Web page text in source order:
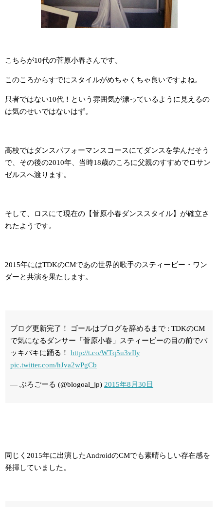
こちらが10代の菅原小春さんです。
このころからすでにスタイルがめちゃくちゃ良いですよね。
只者ではない10代！という雰囲気が漂っているように見えるの
は気のせいではないはず。
高校ではダンスパフォーマンスコースにてダンスを学んだそう
で、その後の2010年、当時18歳のころに父親のすすめでロサン
ゼルスへ渡ります。
そして、ロスにて現在の【菅原小春ダンススタイル】が確立さ
れたようです。
2015年にはTDKのCMであの世界的歌手のスティービー・ワン
ダーと共演を果たします。
ブログ更新完了！ ゴールはブログを辞めるまで : TDKのCM
で気になるダンサー「菅原小春」スティービーの目の前でバ
ッキバキに踊る！ http://t.co/WTq5u3vIly
pic.twitter.com/hJva2wPgCb
— ぶろごーる (@blogoal_jp) 2015年8月30日
同じく2015年に出演したAndroidのCMでも素晴らしい存在感を
発揮していました。